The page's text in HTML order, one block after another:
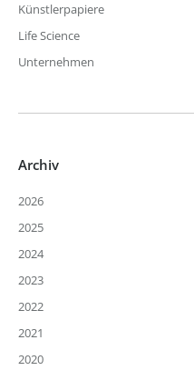
Künstlerpapiere
Life Science
Unternehmen
Archiv
2026
2025
2024
2023
2022
2021
2020